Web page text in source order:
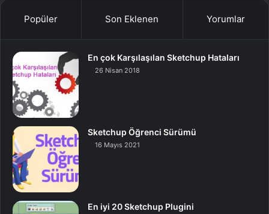
Popüler Son Eklenen Yorumlar
En çok Karşılaşılan Sketchup Hataları
26 Nisan 2018
Sketchup Öğrenci Sürümü
16 Mayıs 2021
En iyi 20 Sketchup Plugini